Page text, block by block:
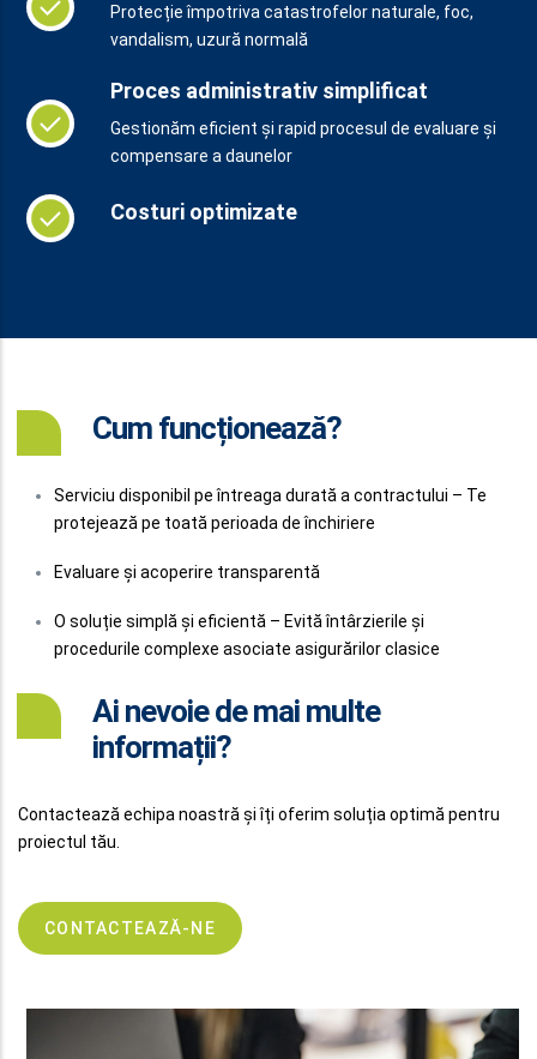
Protecție împotriva catastrofelor naturale, foc,
vandalism, uzură normală
Proces administrativ simplificat
Gestionăm eficient și rapid procesul de evaluare și
compensare a daunelor
Costuri optimizate
Cum funcționează?
Serviciu disponibil pe întreaga durată a contractului – Te
protejează pe toată perioada de închiriere
Evaluare și acoperire transparentă
O soluție simplă și eficientă – Evită întârzierile și
procedurile complexe asociate asigurărilor clasice
Ai nevoie de mai multe
informații?
Contactează echipa noastră și îți oferim soluția optimă pentru
proiectul tău.
CONTACTEAZĂ-NE